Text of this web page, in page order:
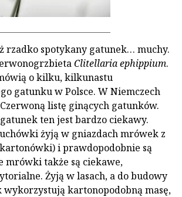
rzadko spotykany gatunek… muchy.
Clitellaria ephippium.
o kilku, kilkunastu
gatunku w Polsce. W Niemczech
listę ginących gatunków.
ten jest bardzo ciekawy.
żyją w gniazdach mrówek z
i prawdopodobnie są
mrówki także są ciekawe,
Żyją w lasach, a do budowy
kartonopodobną masę,